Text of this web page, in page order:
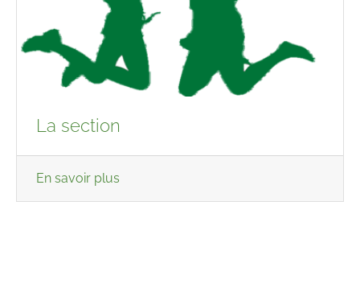
La section
En savoir plus